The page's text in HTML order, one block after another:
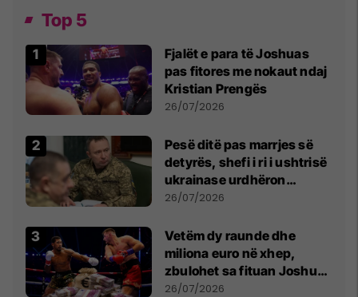
Top 5
Fjalët e para të Joshuas
pas fitores me nokaut ndaj
Kristian Prengës
26/07/2026
Pesë ditë pas marrjes së
detyrës, shefi i ri i ushtrisë
ukrainase urdhëron
kontroll të madh
26/07/2026
Vetëm dy raunde dhe
miliona euro në xhep,
zbulohet sa fituan Joshua
e Prenga
26/07/2026